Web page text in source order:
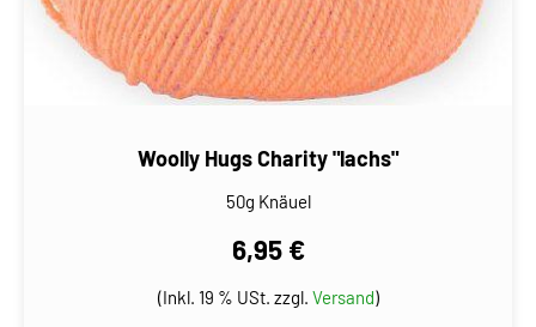
Woolly Hugs Charity "lachs"
50g Knäuel
6,95 €
(Inkl. 19 % USt. zzgl. Versand)